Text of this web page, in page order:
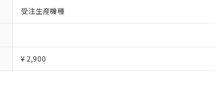
受注生産機種
¥ 2,900